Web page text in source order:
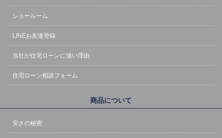
ショールーム
LINEお友達登録
当社が住宅ローンに強い理由
住宅ローン相談フォーム
商品について
安さの秘密